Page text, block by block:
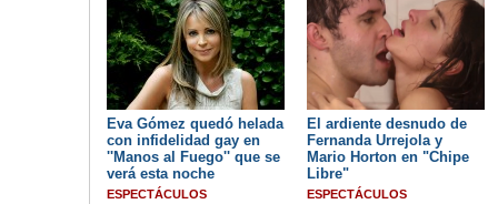
Eva Gómez quedó helada
con infidelidad gay en
''Manos al Fuego'' que se
verá esta noche
ESPECTÁCULOS
El ardiente desnudo de
Fernanda Urrejola y
Mario Horton en "Chipe
Libre"
ESPECTÁCULOS